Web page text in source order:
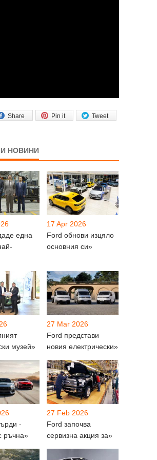
Tweet
Pin it
Share
НОВИНИ
една
17 Apr 2026
Ford обнови изцяло
основния си»
музей»
27 Mar 2026
Ford представи
новия електрически»
-
ръчна»
27 Feb 2026
Ford започва
сервизна акция за»